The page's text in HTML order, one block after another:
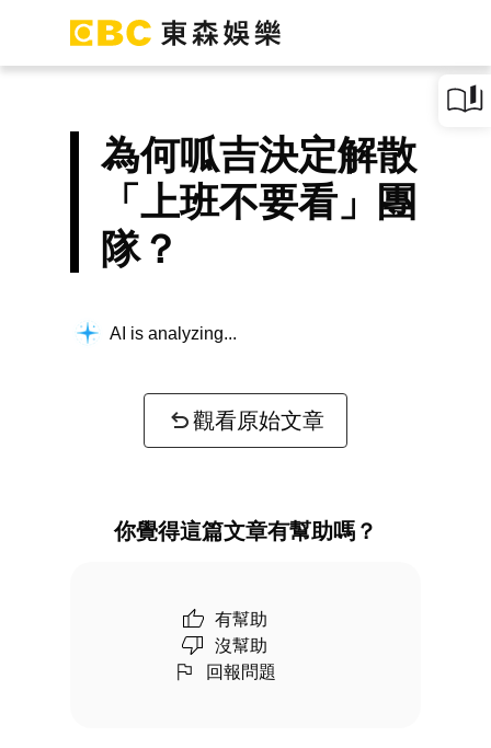
為何呱吉決定解散
「上班不要看」團
隊？
AI is analyzing...
觀看原始文章
你覺得這篇文章有幫助嗎？
有幫助
沒幫助
回報問題